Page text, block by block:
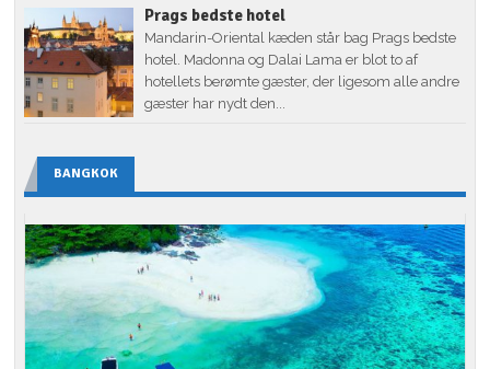
Prags bedste hotel
Mandarin-Oriental kæden står bag Prags bedste
hotel. Madonna og Dalai Lama er blot to af
hotellets berømte gæster, der ligesom alle andre
gæster har nydt den...
BANGKOK